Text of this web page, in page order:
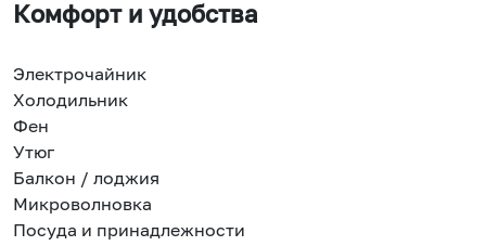
Комфорт и удобства
Электрочайник
Холодильник
Фен
Утюг
Балкон / лоджия
Микроволновка
Посуда и принадлежности